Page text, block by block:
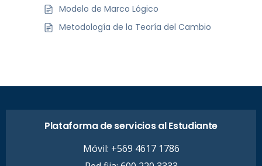
Modelo de Marco Lógico
Metodología de la Teoría del Cambio